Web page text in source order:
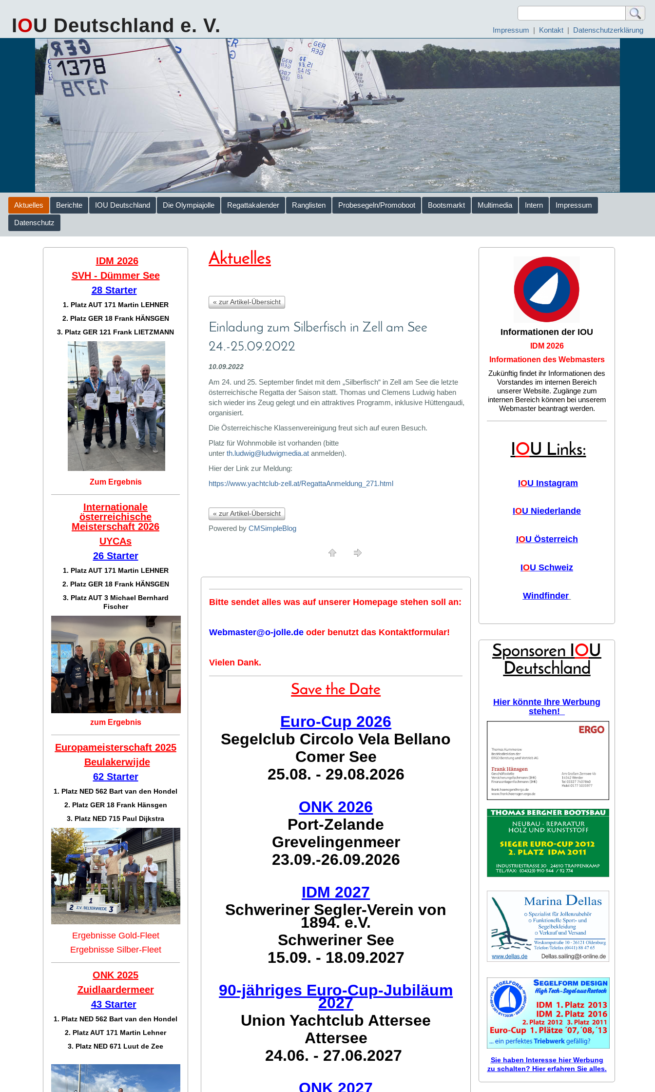
IOU Deutschland e. V. Impressum | Kontakt | Datenschutzerklärung
Aktuelles Berichte IOU Deutschland Die Olympiajolle Regattakalender Ranglisten Probesegeln/Promoboot Bootsmarkt Multimedia Intern Impressum
Datenschutz
Aktuelles
« zur Artikel-Übersicht
Einladung zum Silberfisch in Zell am See
24.-25.09.2022
10.09.2022
Am 24. und 25. September findet mit dem „Silberfisch“ in Zell am See die letzte
österreichische Regatta der Saison statt. Thomas und Clemens Ludwig haben
sich wieder ins Zeug gelegt und ein attraktives Programm, inklusive Hüttengaudi,
organisiert.
Die Österreichische Klassenvereinigung freut sich auf euren Besuch.
Platz für Wohnmobile ist vorhanden (bitte
unter th.ludwig@ludwigmedia.at anmelden).
Hier der Link zur Meldung:
https://www.yachtclub-zell.at/RegattaAnmeldung_271.html
« zur Artikel-Übersicht
Powered by CMSimpleBlog
Bitte sendet alles was auf unserer Homepage stehen soll an:
Webmaster@o-jolle.de oder benutzt das Kontaktformular!
Vielen Dank.
Save the Date
Euro-Cup 2026
Segelclub Circolo Vela Bellano
Comer See
25.08. - 29.08.2026
ONK 2026
Port-Zelande
Grevelingenmeer
23.09.-26.09.2026
IDM 2027
Schweriner Segler-Verein von
1894. e.V.
Schweriner See
15.09. - 18.09.2027
90-jähriges Euro-Cup-Jubiläum
2027
Union Yachtclub Attersee
Attersee
24.06. - 27.06.2027
ONK 2027
Informationen der IOU
IDM 2026
Informationen des Webmasters
Zukünftig findet ihr Informationen des
Vorstandes im internen Bereich
unserer Website. Zugänge zum
internen Bereich können bei unserem
Webmaster beantragt werden.
IOU Links:
IOU Instagram
IOU Niederlande
IOU Österreich
IOU Schweiz
Windfinder
Sponsoren IOU
Deutschland
Hier könnte Ihre Werbung
stehen!
Sie haben Interesse hier Werbung
zu schalten? Hier erfahren Sie alles.
IDM 2026
SVH - Dümmer See
28 Starter
1. Platz AUT 171 Martin LEHNER
2. Platz GER 18 Frank HÄNSGEN
3. Platz GER 121 Frank LIETZMANN
Zum Ergebnis
Internationale
österreichische
Meisterschaft 2026
UYCAs
26 Starter
1. Platz AUT 171 Martin LEHNER
2. Platz GER 18 Frank HÄNSGEN
3. Platz AUT 3 Michael Bernhard
Fischer
zum Ergebnis
Europameisterschaft 2025
Beulakerwijde
62 Starter
1. Platz NED 562 Bart van den Hondel
2. Platz GER 18 Frank Hänsgen
3. Platz NED 715 Paul Dijkstra
Ergebnisse Gold-Fleet
Ergebnisse Silber-Fleet
ONK 2025
Zuidlaardermeer
43 Starter
1. Platz NED 562 Bart van den Hondel
2. Platz AUT 171 Martin Lehner
3. Platz NED 671 Luut de Zee